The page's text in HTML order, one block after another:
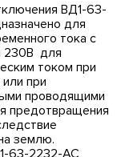
ВД1-63-
для
тока с
230В для
током при
при
проводящими
предотвращения
землю.
63-2232-АС